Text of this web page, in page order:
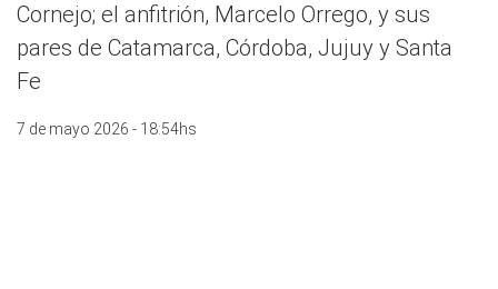
Cornejo; el anfitrión, Marcelo Orrego, y sus
pares de Catamarca, Córdoba, Jujuy y Santa
Fe
7 de mayo 2026 - 18:54hs